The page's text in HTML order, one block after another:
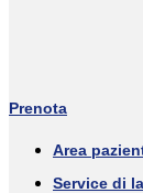
Prenota
Area
Service di